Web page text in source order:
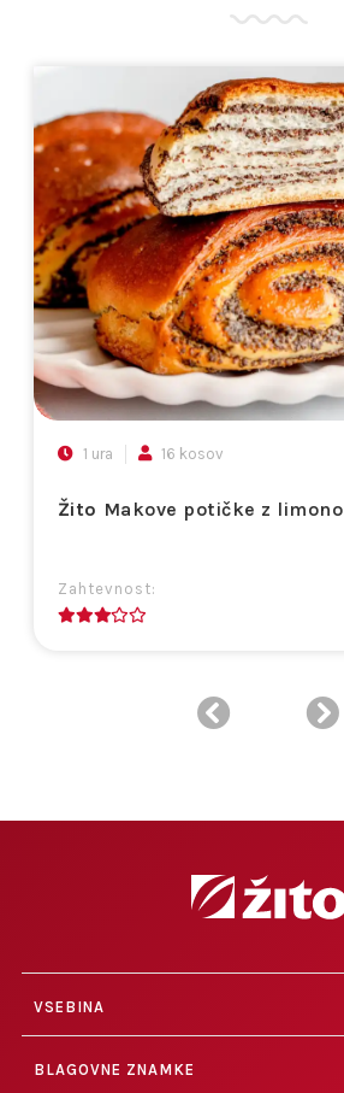
Žito Makove potičke z limono
Zahtevnost:
1 ura 16 kosov
VSEBINA
BLAGOVNE ZNAMKE